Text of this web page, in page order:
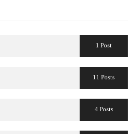
1 Post
11 Posts
4 Posts